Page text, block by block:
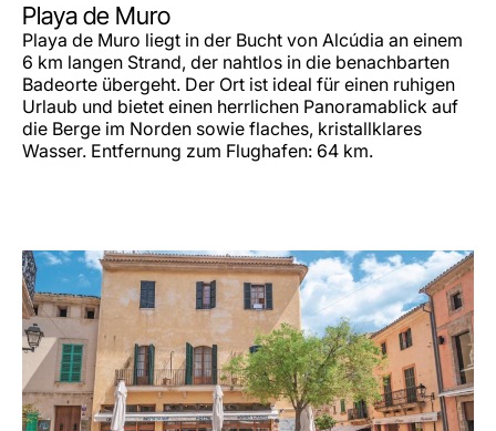
Playa de Muro
Playa de Muro liegt in der Bucht von Alcúdia an einem
6 km langen Strand, der nahtlos in die benachbarten
Badeorte übergeht. Der Ort ist ideal für einen ruhigen
Urlaub und bietet einen herrlichen Panoramablick auf
die Berge im Norden sowie flaches, kristallklares
Wasser. Entfernung zum Flughafen: 64 km.